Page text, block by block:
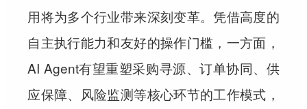
用将为多个行业带来深刻变革。凭借高度的
自主执行能力和友好的操作门槛，一方面，
AI Agent有望重塑采购寻源、订单协同、供
应保障、风险监测等核心环节的工作模式，